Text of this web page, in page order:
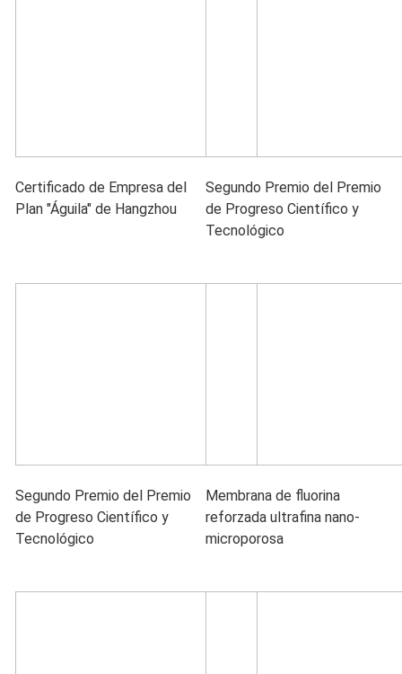
Certificado de Empresa del
Plan "Águila" de Hangzhou
Segundo Premio del Premio
de Progreso Científico y
Tecnológico
Segundo Premio del Premio
de Progreso Científico y
Tecnológico
Membrana de fluorina
reforzada ultrafina nano-
microporosa